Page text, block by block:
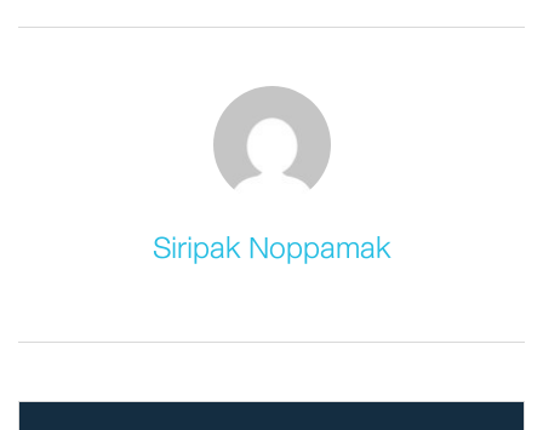
Siripak Noppamak